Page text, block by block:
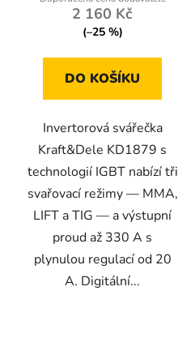
2 160 Kč
(–25 %)
DO KOŠÍKU
Invertorová svářečka
Kraft&Dele KD1879 s
technologií IGBT nabízí tři
svařovací režimy — MMA,
LIFT a TIG — a výstupní
proud až 330 A s
plynulou regulací od 20
A. Digitální...